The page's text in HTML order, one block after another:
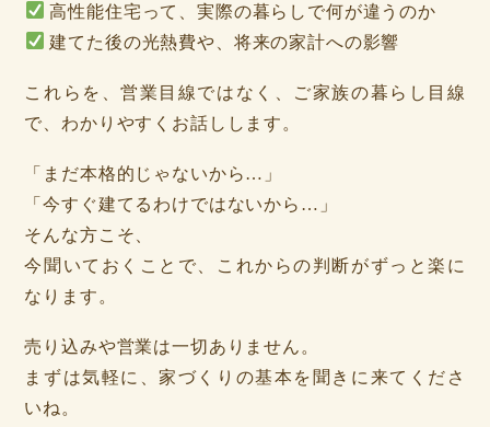
高性能住宅って、実際の暮らしで何が違うのか
建てた後の光熱費や、将来の家計への影響
これらを、営業目線ではなく、ご家族の暮らし目線
で、わかりやすくお話しします。
「まだ本格的じゃないから…」
「今すぐ建てるわけではないから…」
そんな方こそ、
今聞いておくことで、これからの判断がずっと楽に
なります。
売り込みや営業は一切ありません。
まずは気軽に、家づくりの基本を聞きに来てくださ
いね。